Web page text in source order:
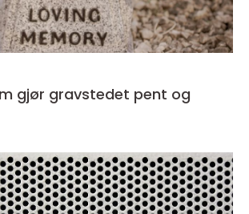
gjør gravstedet pent og